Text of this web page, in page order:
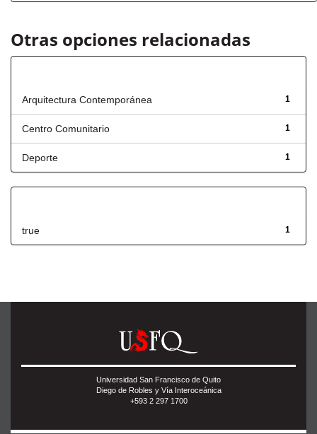
Otras opciones relacionadas
1
Arquitectura Contemporánea
1
Centro Comunitario
1
Deporte
1
true
Universidad San Francisco de Quito
Diego de Robles y Vía Interoceánica
+593 2 297 1700